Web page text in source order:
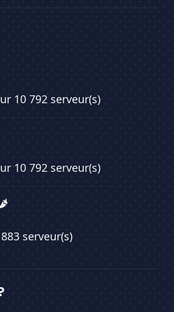
10 792 serveur(s)
10 792 serveur(s)
serveur(s)